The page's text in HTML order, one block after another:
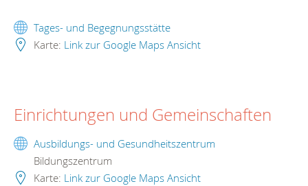
Tages- und Begegnungsstätte
Karte: Link zur Google Maps Ansicht
Einrichtungen und Gemeinschaften
Ausbildungs- und Gesundheitszentrum
Bildungszentrum
Karte: Link zur Google Maps Ansicht